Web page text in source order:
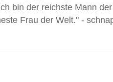
bin der reichste Mann
Frau der Welt." -